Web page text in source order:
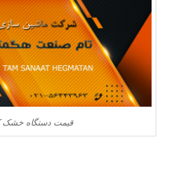
قیمت دستگاه خشک